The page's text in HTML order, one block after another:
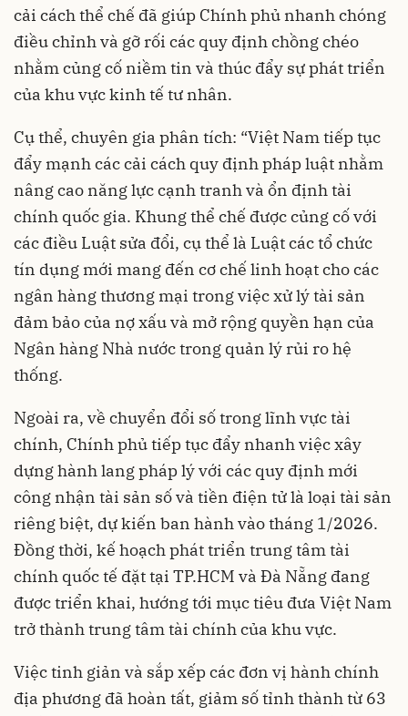
cải cách thể chế đã giúp Chính phủ nhanh chóng
điều chỉnh và gỡ rối các quy định chồng chéo
nhằm củng cố niềm tin và thúc đẩy sự phát triển
của khu vực kinh tế tư nhân.
Cụ thể, chuyên gia phân tích: “Việt Nam tiếp tục
đẩy mạnh các cải cách quy định pháp luật nhằm
nâng cao năng lực cạnh tranh và ổn định tài
chính quốc gia. Khung thể chế được củng cố với
các điều Luật sửa đổi, cụ thể là Luật các tổ chức
tín dụng mới mang đến cơ chế linh hoạt cho các
ngân hàng thương mại trong việc xử lý tài sản
đảm bảo của nợ xấu và mở rộng quyền hạn của
Ngân hàng Nhà nước trong quản lý rủi ro hệ
thống.
Ngoài ra, về chuyển đổi số trong lĩnh vực tài
chính, Chính phủ tiếp tục đẩy nhanh việc xây
dựng hành lang pháp lý với các quy định mới
công nhận tài sản số và tiền điện tử là loại tài sản
riêng biệt, dự kiến ban hành vào tháng 1/2026.
Đồng thời, kế hoạch phát triển trung tâm tài
chính quốc tế đặt tại TP.HCM và Đà Nẵng đang
được triển khai, hướng tới mục tiêu đưa Việt Nam
trở thành trung tâm tài chính của khu vực.
Việc tinh giản và sắp xếp các đơn vị hành chính
địa phương đã hoàn tất, giảm số tỉnh thành từ 63